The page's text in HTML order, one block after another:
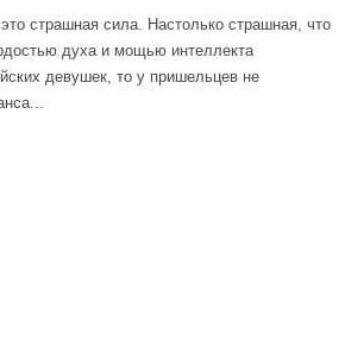
это страшная сила. Настолько страшная, что
духа и мощью интеллекта
девушек, то у пришельцев не